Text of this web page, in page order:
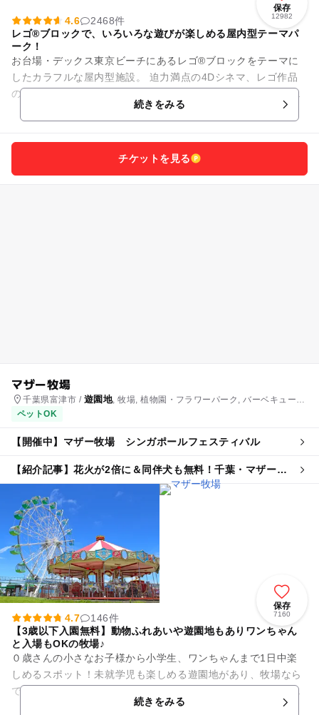
保存
12982
4.6
2468件
レゴ®ブロックで、いろいろな遊びが楽しめる屋内型テーマパ
ーク！
お台場・デックス東京ビーチにあるレゴ®ブロックをテーマに
したカラフルな屋内型施設。 迫力満点の4Dシネマ、レゴ作品
の作り方を教えてくれるレゴ教室などなど、ブロックで遊ん
で、体を動かして、レゴの...続きをみる
チケットを見る
マザー牧場
千葉県富津市 / 遊園地, 牧場, 植物園・フラワーパーク, バーベキュー,
果物狩り・収穫体験, いちご狩り, 農業体験
ペットOK
【開催中】マザー牧場 シンガポールフェスティバル
【紹介記事】花火が2倍に＆同伴犬も無料！千葉・マザー牧
場で8月9日「シンガポール盆踊り」開催
保存
7160
4.7
146件
【3歳以下入園無料】動物ふれあいや遊園地もありワンちゃん
と入場もOKの牧場♪
０歳さんの小さなお子様から小学生、ワンちゃんまで1日中楽
しめるスポット！未就学児も楽しめる遊園地があり、牧場なら
ではの乗馬や乳牛の手搾り体験、アヒルの大行進など動物ふれ
あいイベントも盛りだくさん...続きをみる